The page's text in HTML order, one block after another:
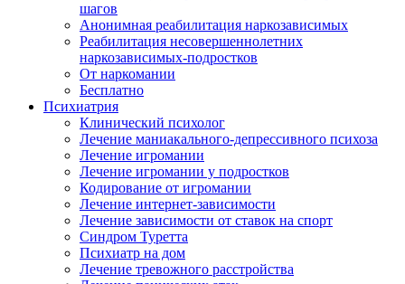
шагов
Анонимная реабилитация наркозависимых
Реабилитация несовершеннолетних
наркозависимых-подростков
От наркомании
Бесплатно
Психиатрия
Клинический психолог
Лечение маниакального-депрессивного психоза
Лечение игромании
Лечение игромании у подростков
Кодирование от игромании
Лечение интернет-зависимости
Лечение зависимости от ставок на спорт
Синдром Туретта
Психиатр на дом
Лечение тревожного расстройства